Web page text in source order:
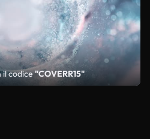
il codice"COVERR15"